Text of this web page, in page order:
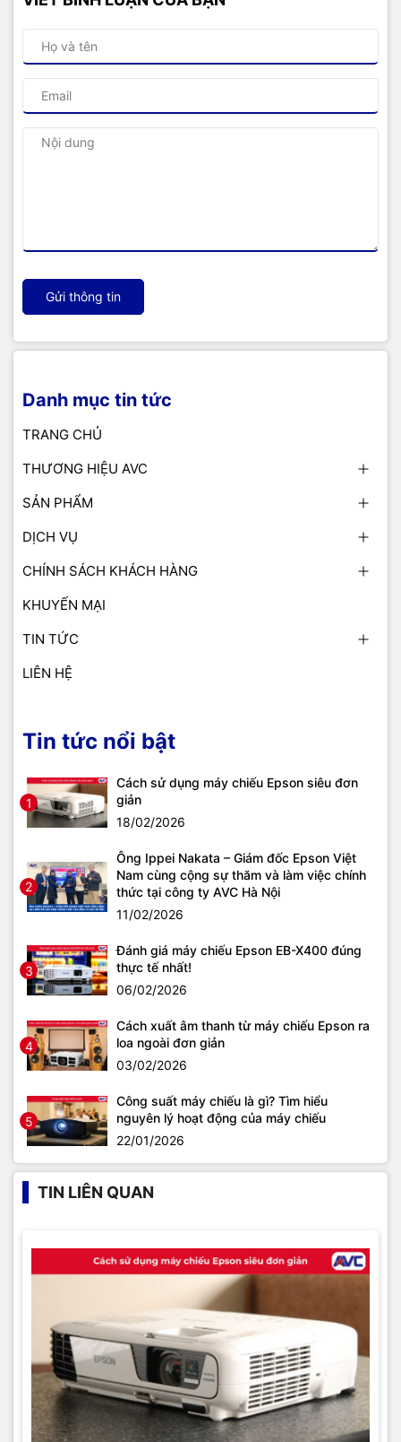
Gửi thông tin
Danh mục tin tức
TRANG CHỦ
THƯƠNG HIỆU AVC
SẢN PHẨM
DỊCH VỤ
CHÍNH SÁCH KHÁCH HÀNG
KHUYẾN MẠI
TIN TỨC
LIÊN HỆ
Tin tức nổi bật
1
Cách sử dụng máy chiếu Epson siêu đơn
giản
18/02/2026
2
Ông Ippei Nakata – Giám đốc Epson Việt
Nam cùng cộng sự thăm và làm việc chính
thức tại công ty AVC Hà Nội
11/02/2026
3
Đánh giá máy chiếu Epson EB-X400 đúng
thực tế nhất!
06/02/2026
4
Cách xuất âm thanh từ máy chiếu Epson ra
loa ngoài đơn giản
03/02/2026
5
Công suất máy chiếu là gì? Tìm hiểu
nguyên lý hoạt động của máy chiếu
22/01/2026
TIN LIÊN QUAN